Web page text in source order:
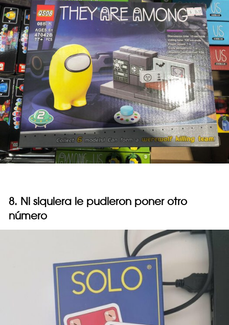
8. Ni siquiera le pudieron poner otro
número